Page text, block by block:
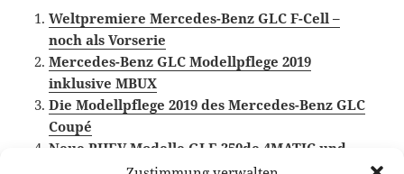
Weltpremiere Mercedes-Benz GLC F-Cell –
noch als Vorserie
Mercedes-Benz GLC Modellpflege 2019
inklusive MBUX
Die Modellpflege 2019 des Mercedes-Benz GLC
Coupé
Neue PHEV Modelle GLE 350de 4MATIC und
GLC 300e 4MATIC